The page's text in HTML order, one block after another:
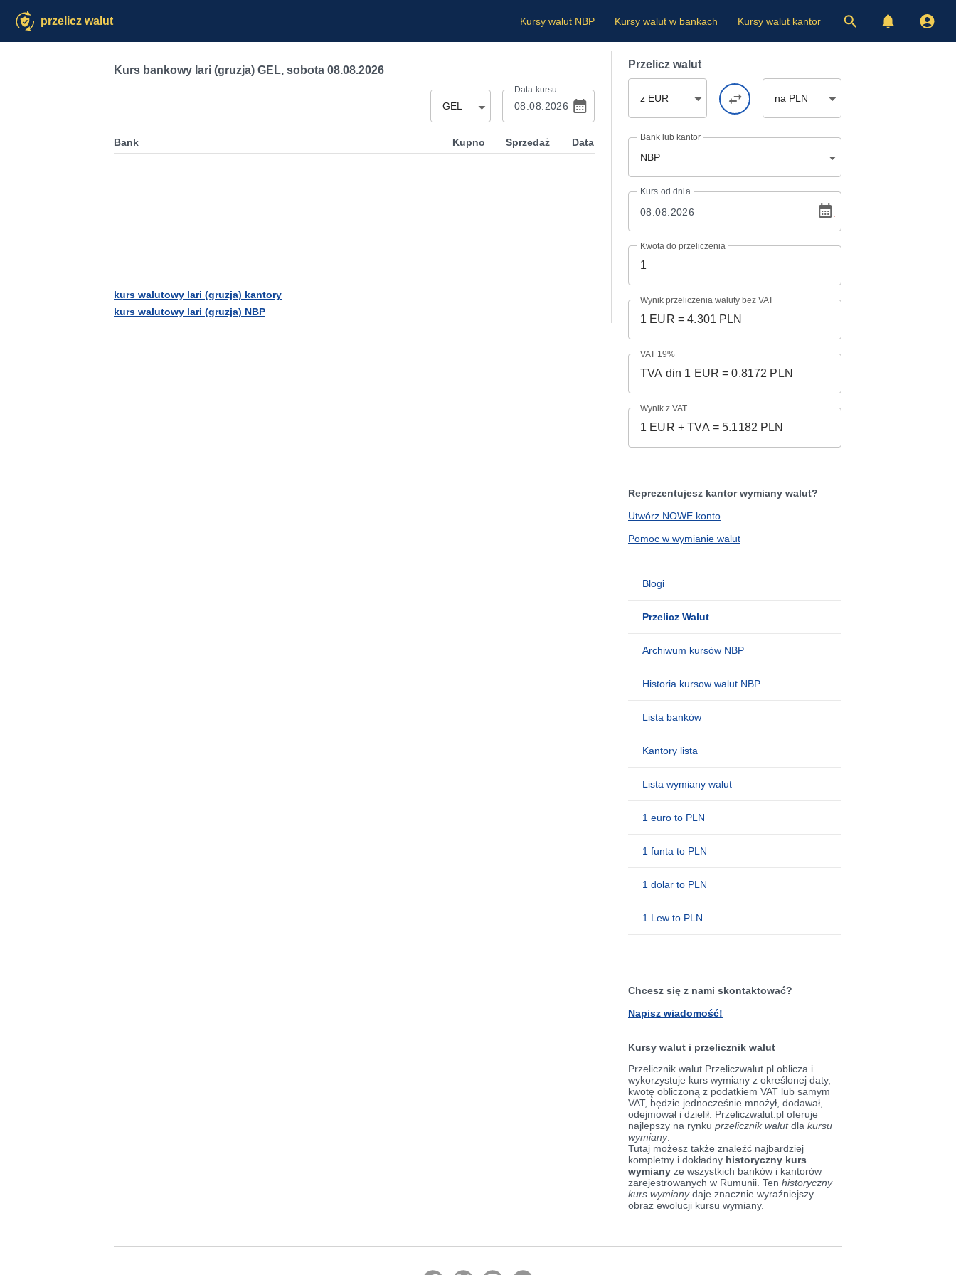
przelicz walut Kursy walut NBP Kursy walut w bankach Kursy walut kantor
Kurs bankowy lari (gruzja) GEL, sobota 08.08.2026
GEL
Data kursu
Bank Kupno Sprzedaż Data
kurs walutowy lari (gruzja) kantory
kurs walutowy lari (gruzja) NBP
Przelicz walut
z EUR na PLN
Bank lub kantor
NBP
Kurs od dnia
Kwota do przeliczenia
Wynik przeliczenia waluty bez VAT
VAT 19%
Wynik z VAT
Reprezentujesz kantor wymiany walut?
Utwórz NOWE konto
Pomoc w wymianie walut
Blogi
Przelicz Walut
Archiwum kursów NBP
Historia kursow walut NBP
Lista banków
Kantory lista
Lista wymiany walut
1 euro to PLN
1 funta to PLN
1 dolar to PLN
1 Lew to PLN
Chcesz się z nami skontaktować?
Napisz wiadomość!
Kursy walut i przelicznik walut
Przelicznik walut Przeliczwalut.pl oblicza i
wykorzystuje kurs wymiany z określonej daty,
kwotę obliczoną z podatkiem VAT lub samym
VAT, będzie jednocześnie mnożył, dodawał,
odejmował i dzielił. Przeliczwalut.pl oferuje
najlepszy na rynku przelicznik walutdla kursu
wymiany.
Tutaj możesz także znaleźć najbardziej
kompletny i dokładny historyczny kurs
wymiany ze wszystkich banków i kantorów
zarejestrowanych w Rumunii. Ten historyczny
kurs wymianydaje znacznie wyraźniejszy
obraz ewolucji kursu wymiany.